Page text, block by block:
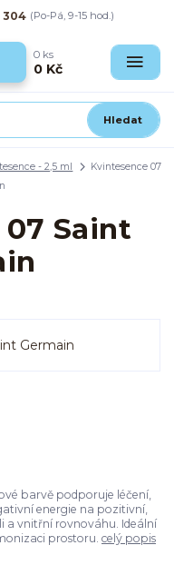
Hledat
304 (Po-Pá, 9-15 hod.)
0 ks
0 Kč
- 2,5 ml
Kvintesence 07
Saint
barvě podporuje léčení,
energie na pozitivní,
a vnitřní rovnováhu. Ideální
prostoru. celý popis